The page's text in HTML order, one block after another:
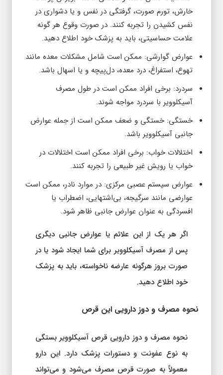
خارش، تورم صورت، گرفتگی در نفس و یا دشواری در
نفس کشیدن را تجربه کنند. در صورت وقوع هر گونه
علامت حساسیتی، باید به پزشک خود اطلاع دهید.
عوارض گوارشی: ممکن است شامل مشکلات معده مانند
تهوع، استفراغ، درد معده، دل‌پیچه و یا اسهال باشد.
سردرد: برخی افراد ممکن است در طول مصرف
آسیکلوویر با سردرد مواجه شوند.
خستگی: خستگی و ضعف ممکن است از جمله عوارض
جانبی آسیکلوویر باشد.
اختلالات خواب: برخی افراد ممکن است اختلالات در
خواب یا رویش غیر طبیعی را تجربه کنند.
عوارض سیستم عصبی مرکزی: در موارد نادر، ممکن است
عوارضی مانند سرگیجه، بی‌اشتهایی، اضطراب یا
افسردگی به عنوان عوارض جانبی ظاهر شود.
اگر هر یک از این علائم یا عوارض جانبی دیگری
پس از مصرف آسیکلوویر برای شما ایجاد شود یا در
صورت بروز هرگونه عارضه ناخواسته، باید به پزشک
خود اطلاع دهید.
نحوه مصرف و دوز دارویی این قرص
نحوه مصرف و دوز دارویی قرص آسیکلوویر بستگی
به نوع عفونت و دستورات پزشک دارد. این دارو
معمولاً به صورت قرص مصرف می‌شود و می‌تواند